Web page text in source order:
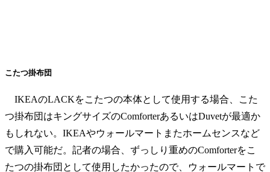
こたつ掛布団
IKEAのLACKをこたつの本体として使用する場合、こた
つ掛布団はキングサイズのComforterあるいはDuvetが最適か
もしれない。IKEAやウォールマートまたホームセンスなど
で購入可能だ。記者の場合、ずっしり重めのComforterをこ
たつの掛布団として使用したかったので、ウォールマートで